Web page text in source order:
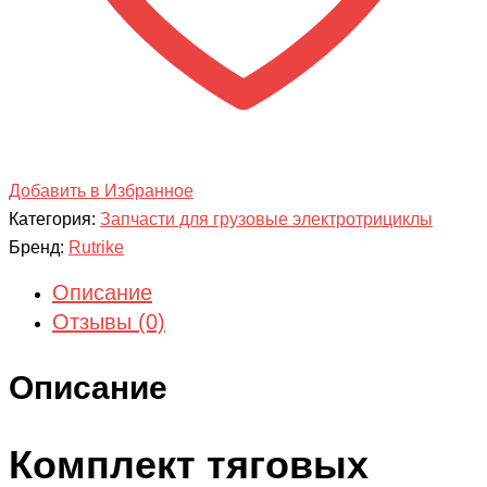
Добавить в Избранное
Категория: Запчасти для грузовые электротрициклы
Бренд: Rutrike
Описание
Отзывы (0)
Описание
Комплект тяговых